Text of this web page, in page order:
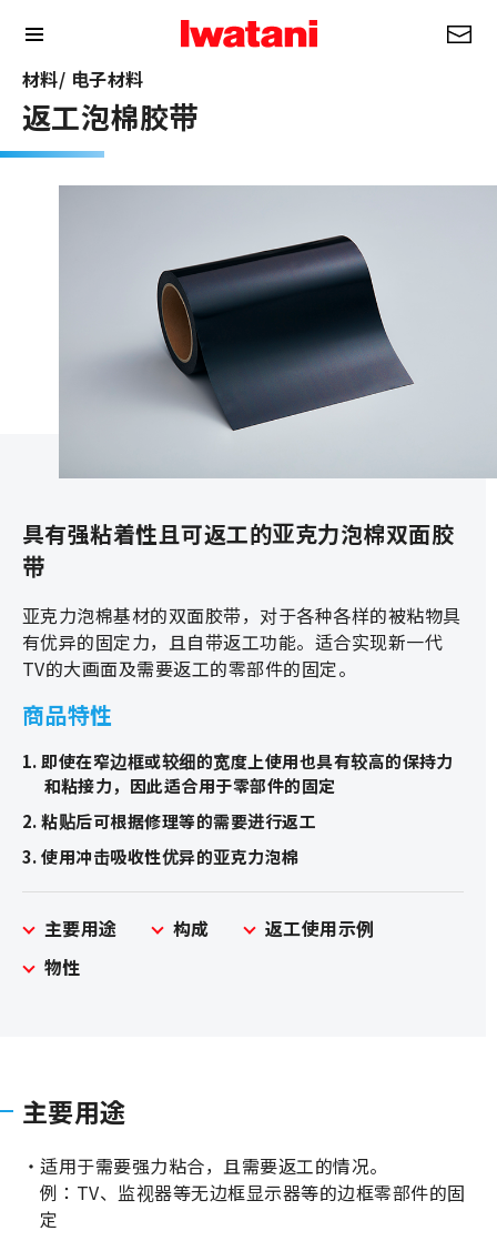
材料/ 电子材料
返工泡棉胶带
具有强粘着性且可返工的亚克力泡棉双面胶
带
亚克力泡棉基材的双面胶带，对于各种各样的被粘物具
有优异的固定力，且自带返工功能。适合实现新一代
TV的大画面及需要返工的零部件的固定。
商品特性
1. 即使在窄边框或较细的宽度上使用也具有较高的保持力
和粘接力，因此适合用于零部件的固定
2. 粘贴后可根据修理等的需要进行返工
3. 使用冲击吸收性优异的亚克力泡棉
主要用途 构成
返工使用示例
物性
主要用途
适用于需要强力粘合，且需要返工的情况。
例：TV、监视器等无边框显示器等的边框零部件的固
定